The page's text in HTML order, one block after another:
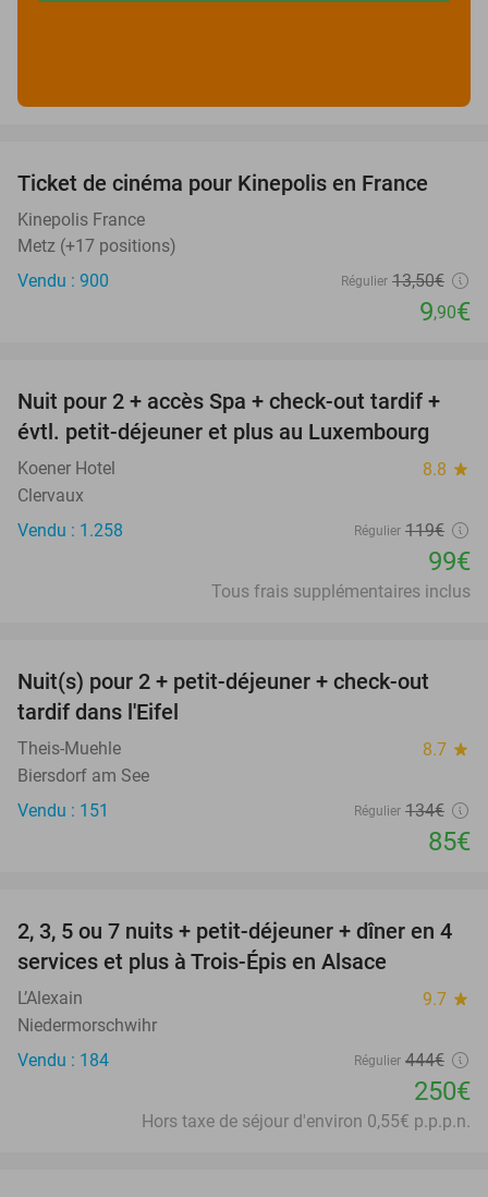
27%
OUT
Ticket de cinéma pour Kinepolis en France
Kinepolis France
Metz (+17 positions)
Vendu : 900
Régulier 13,50€
9,90€
17%
Nuit pour 2 + accès Spa + check-out tardif +
évtl. petit-déjeuner et plus au Luxembourg
Koener Hotel 8.8 star
Clervaux
Vendu : 1.258
Régulier 119€
99€
Tous frais supplémentaires inclus
37%
Nuit(s) pour 2 + petit-déjeuner + check-out
tardif dans l'Eifel
Theis-Muehle 8.7 star
Biersdorf am See
Vendu : 151
Régulier 134€
85€
44%
2, 3, 5 ou 7 nuits + petit-déjeuner + dîner en 4
services et plus à Trois-Épis en Alsace
L’Alexain 9.7 star
Niedermorschwihr
Vendu : 184
Régulier 444€
250€
Hors taxe de séjour d'environ 0,55€ p.p.p.n.